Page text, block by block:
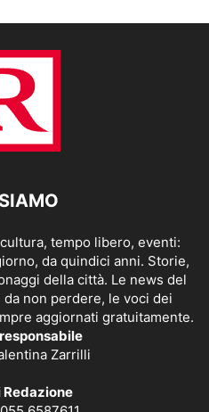
tempo libero, eventi:
da quindici anni. Storie,
della città. Le news del
non perdere, le voci dei
aggiornati gratuitamente.
Zarrilli